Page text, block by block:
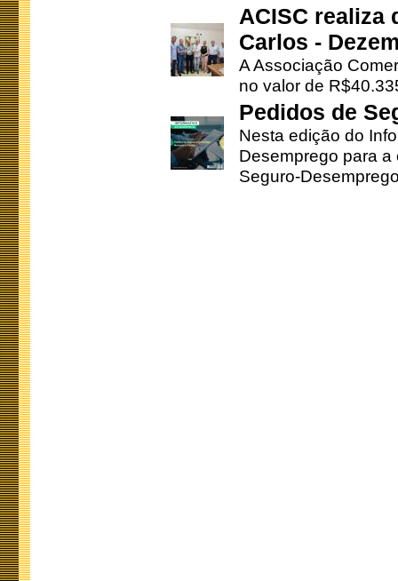
ACISC realiza
Carlos -
A Associação
no valor de
Pedidos de
Nesta edição do
Desemprego para
Seguro-